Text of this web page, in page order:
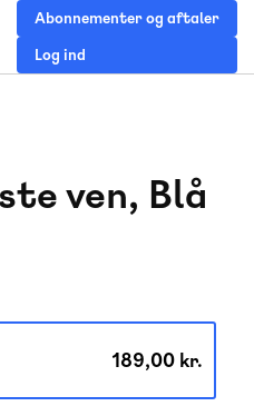
Abonnementer og aftaler
Log ind
ven, Blå
189,00 kr.